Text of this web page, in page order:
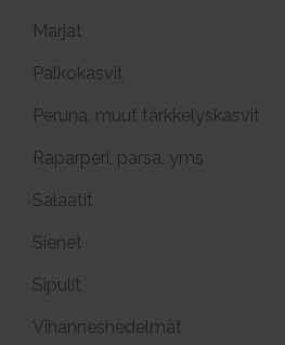
Marjat
Palkokasvit
Peruna, muut tärkkelyskasvit
Raparperi, parsa, yms
Salaatit
Sienet
Sipulit
Vihanneshedelmät